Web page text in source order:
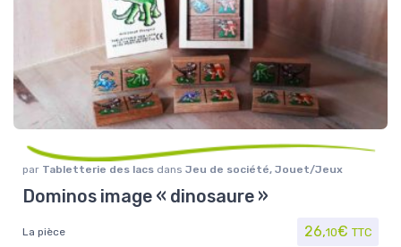
par Tabletterie des lacs dans Jeu de société, Jouet/Jeux
Dominos image « dinosaure »
La pièce 26,10€ TTC